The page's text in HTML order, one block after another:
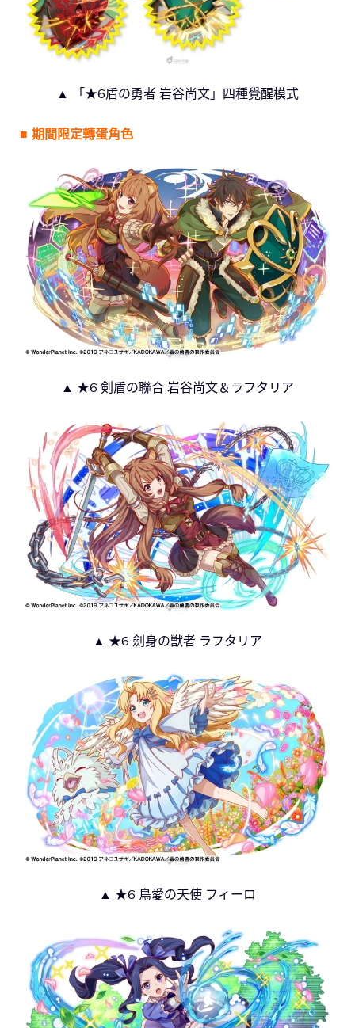
▲ 「★6盾の勇者 岩谷尚文」四種覺醒模式
■ 期間限定轉蛋角色
▲ ★6 剣盾の聯合 岩谷尚文＆ラフタリア
▲ ★6 劍身の獣者 ラフタリア
▲ ★6 鳥愛の天使 フィーロ